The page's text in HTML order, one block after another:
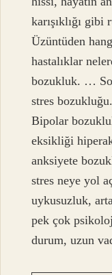
karışıklığı
Üzüntüden
hastalıklar
bozukluk. …
stres
Bipolar
eksikliği
anksiyete
stres neye yol
uykusuzluk,
pek çok
durum, uzun